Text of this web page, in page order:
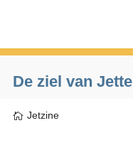
De ziel van Jette
Jetzine